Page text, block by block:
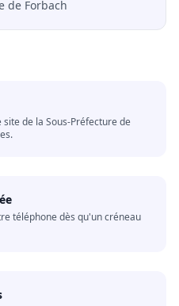
de Forbach
de la Sous-Préfecture de
téléphone dès qu'un créneau